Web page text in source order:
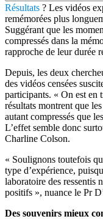
Résultats ? Les vidéos
remémorées plus
Suggérant que les
compressés dans la
rapproche de leur durée
Depuis, les deux
des vidéos censées
participants. « On est en
résultats montrent que
autant compressés que
L’effet semble donc
Charline Colson.
« Soulignons toutefois
type d’expérience,
laboratoire des ressentis
positifs », nuance le Pr
Des souvenirs mieux